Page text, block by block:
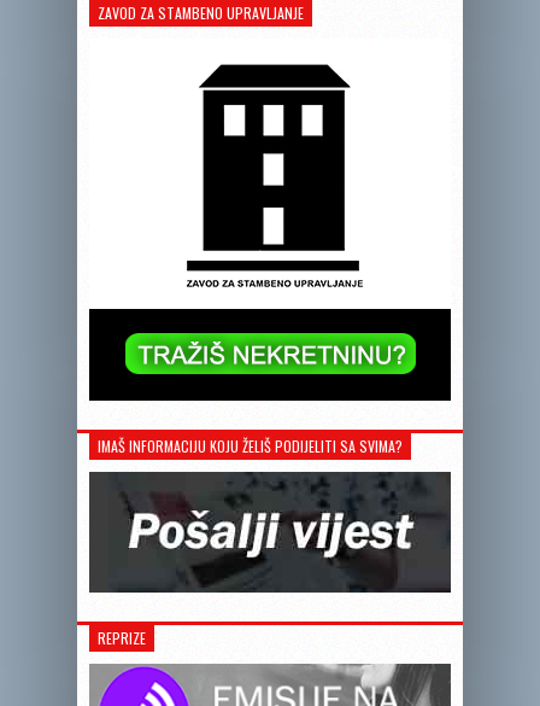
ZAVOD ZA STAMBENO UPRAVLJANJE
IMAŠ INFORMACIJU KOJU ŽELIŠ PODIJELITI SA SVIMA?
REPRIZE